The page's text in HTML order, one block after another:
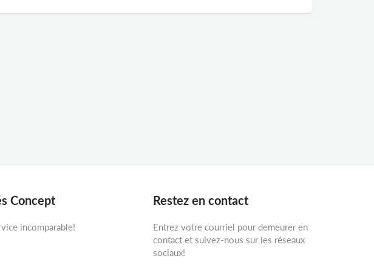
Concept
incomparable!
Restez en contact
Entrez votre courriel pour demeurer en
contact et suivez-nous sur les réseaux
sociaux!